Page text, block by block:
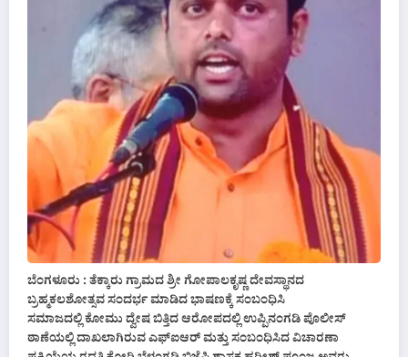
ಬೆಂಗಳೂರು : ತೆಕ್ಕಾರು ಗ್ರಾಮದ ಶ್ರೀ ಗೋಪಾಲಕೃಷ್ಣ ದೇವಸ್ಥಾನದ
ಬ್ರಹ್ಮಕಲಶೋತ್ಸವ ಸಂದರ್ಭ ಮಾಡಿದ ಭಾಷಣಕ್ಕೆ ಸಂಬಂಧಿಸಿ
ಸಮಾಜದಲ್ಲಿ ಕೋಮು ದ್ವೇಷ ಬಿತ್ತಿದ ಆರೋಪದಲ್ಲಿ ಉಪ್ಪಿನಂಗಡಿ ಪೊಲೀಸ್
ಠಾಣೆಯಲ್ಲಿ ದಾಖಲಾಗಿರುವ ಎಫ್‌ಐಆರ್ ಮತ್ತು ಸಂಬಂಧಿಸಿದ ವಿಚಾರಣಾ